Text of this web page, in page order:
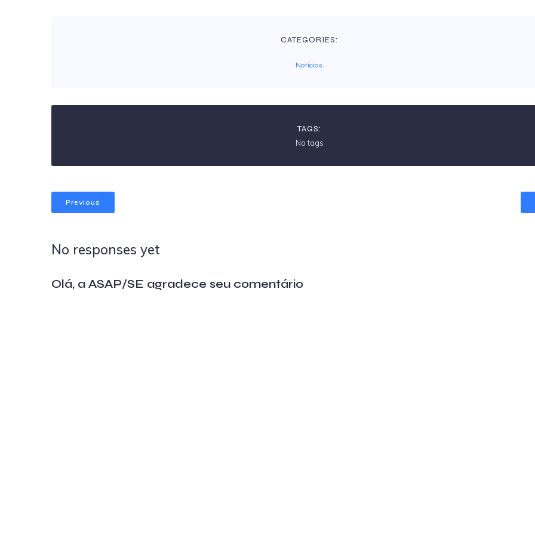
CATEGORIES:
Notícias
TAGS:
No tags
Previous
No responses yet
Olá, a ASAP/SE agradece seu comentário